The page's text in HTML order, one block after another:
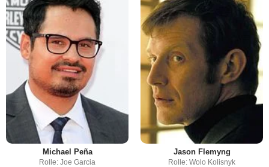
Michael Peña
Rolle: Joe Garcia
Jason Flemyng
Rolle: Wolo Kolisnyk